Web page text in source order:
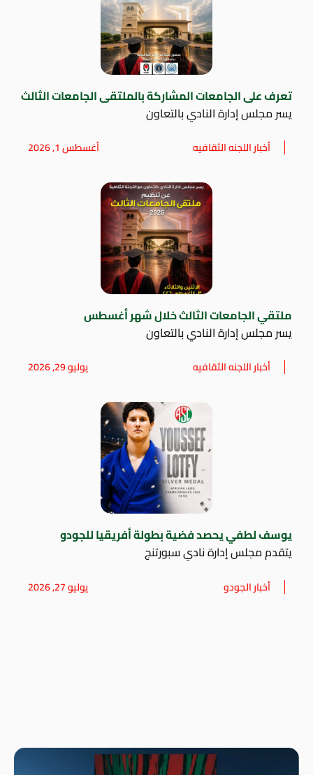
تعرف على الجامعات المشاركة بالملتقى الجامعات الثالث
يسر مجلس إدارة النادي بالتعاون
أخبار اللجنه الثقافيه أغسطس 1, 2026
ملتقي الجامعات الثالث خلال شهر أغسطس
يسر مجلس إدارة النادي بالتعاون
أخبار اللجنه الثقافيه يوليو 29, 2026
يوسف لطفي يحصد فضية بطولة أفريقيا للجودو
يتقدم مجلس إدارة نادي سبورتنج
أخبار الجودو يوليو 27, 2026